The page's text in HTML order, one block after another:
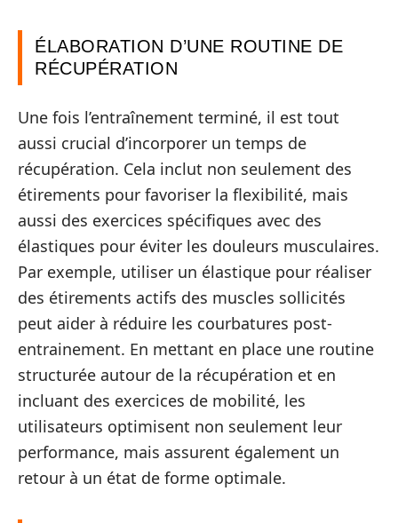
ÉLABORATION D’UNE ROUTINE DE
RÉCUPÉRATION
Une fois l’entraînement terminé, il est tout
aussi crucial d’incorporer un temps de
récupération. Cela inclut non seulement des
étirements pour favoriser la flexibilité, mais
aussi des exercices spécifiques avec des
élastiques pour éviter les douleurs musculaires.
Par exemple, utiliser un élastique pour réaliser
des étirements actifs des muscles sollicités
peut aider à réduire les courbatures post-
entrainement. En mettant en place une routine
structurée autour de la récupération et en
incluant des exercices de mobilité, les
utilisateurs optimisent non seulement leur
performance, mais assurent également un
retour à un état de forme optimale.